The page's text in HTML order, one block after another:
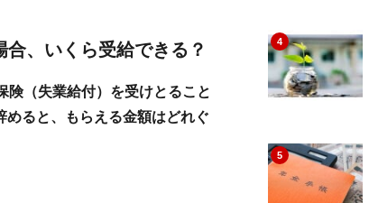
、いくら受給できる？
険（失業給付）を受けとること
ると、もらえる金額はどれぐ
4
5